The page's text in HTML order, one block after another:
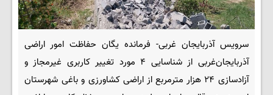
سرویس آذربایجان غربی- فرمانده یگان حفاظت امور اراضی
آذربایجان‌غربی از شناسایی ۴ مورد تغییر کاربری غیرمجاز و
آزادسازی ۲۴ هزار مترمربع از اراضی کشاورزی و باغی شهرستان